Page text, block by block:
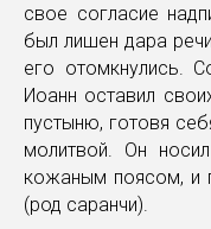
свое согласие
был лишен дара
его отомкнулись.
Иоанн оставил
пустыню, готовя
молитвой. Он
кожаным поясом, и
(род саранчи).